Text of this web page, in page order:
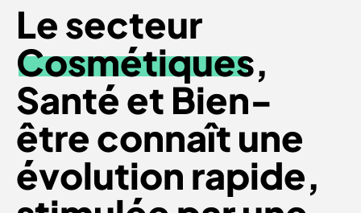
Le secteur
Cosmétiques,
Santé et Bien-
être connaît une
évolution rapide,